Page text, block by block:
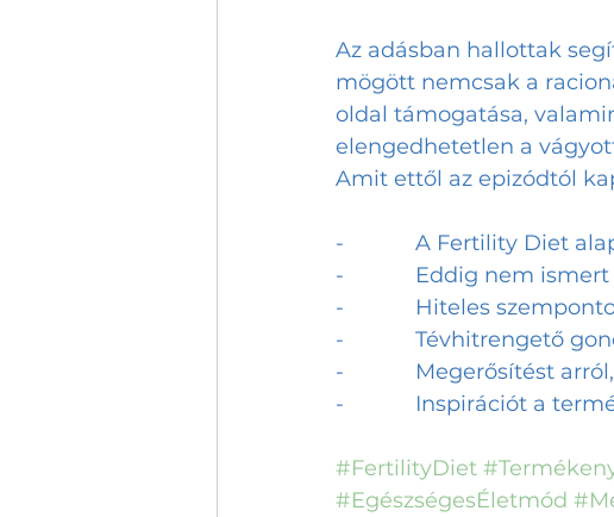
Az adásban hallottak
mögött nemcsak a
oldal támogatása,
elengedhetetlen a
Amit ettől az epizódtól
-            A Fertility Diet
-            Eddig nem
-            Hiteles
-            Tévhitrengető
-            Megerősítést
-            Inspirációt a
#FertilityDiet
#EgészségesÉletmód